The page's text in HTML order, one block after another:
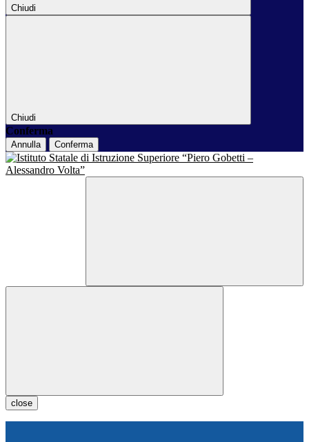
Chiudi
Chiudi
Conferma
Annulla Conferma
close